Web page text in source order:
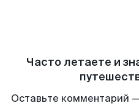
Часто летаете и
Оставьте комментарий